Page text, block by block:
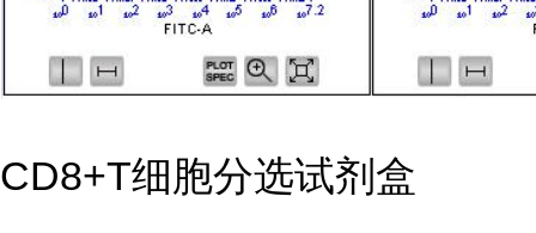
CD8+T细胞分选试剂盒